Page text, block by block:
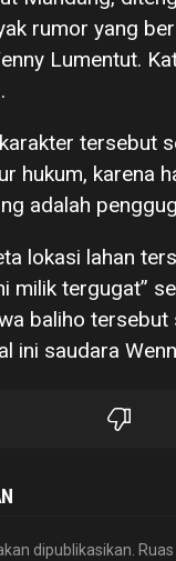
rumor yang
Lumentut.
tersebut
hukum, karena
adalah
lokasi lahan
milik tergugat”
baliho
ini saudara
dipublikasikan.